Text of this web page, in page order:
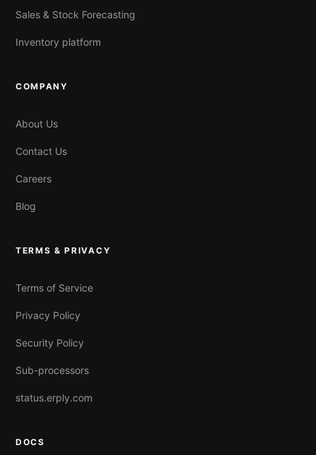
Sales & Stock Forecasting
Inventory platform
COMPANY
About Us
Contact Us
Careers
Blog
TERMS & PRIVACY
Terms of Service
Privacy Policy
Security Policy
Sub-processors
status.erply.com
DOCS